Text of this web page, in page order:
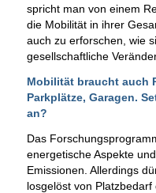
spricht man von einem
die Mobilität in ihrer
auch zu erforschen, wie
gesellschaftliche
Mobilität braucht auch
Parkplätze, Garagen.
an?
Das
energetische Aspekte
Emissionen. Allerdings
losgelöst von